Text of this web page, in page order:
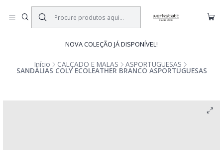
NOVA COLEÇÃO JÁ DISPONÍVEL!
Início CALÇADO E MALAS ASPORTUGUESAS
SANDÁLIAS COLY ECOLEATHER BRANCO ASPORTUGUESAS